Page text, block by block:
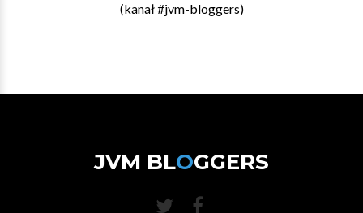
(kanał #jvm-bloggers)
JVM BLOGGERS